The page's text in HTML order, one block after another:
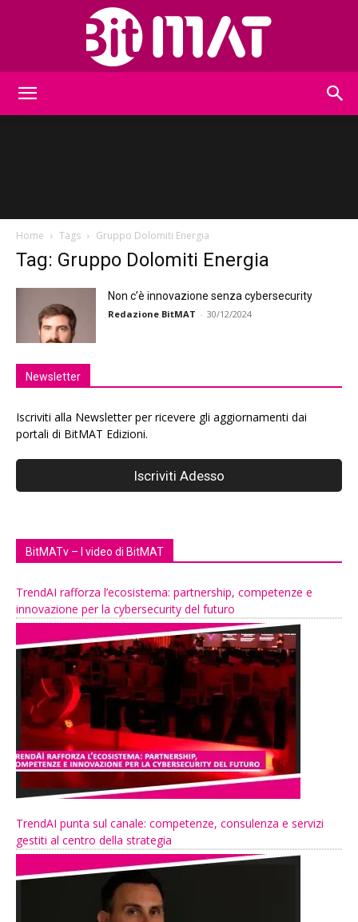
Home Tags Gruppo Dolomiti Energia
Tag: Gruppo Dolomiti Energia
Non c’è innovazione senza cybersecurity
Redazione BitMAT - 30/12/2024
Newsletter
Iscriviti alla Newsletter per ricevere gli aggiornamenti dai
portali di BitMAT Edizioni.
BitMATv – I video di BitMAT
TrendAI rafforza l’ecosistema: partnership, competenze e
innovazione per la cybersecurity del futuro
TrendAI punta sul canale: competenze, consulenza e servizi
gestiti al centro della strategia